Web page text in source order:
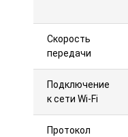
Скорость
передачи
Подключение
к сети Wi-Fi
Протокол